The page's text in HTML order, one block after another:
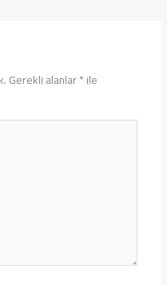
Gerekli alanlar*ile